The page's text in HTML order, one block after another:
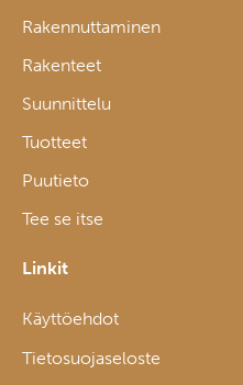
Rakennuttaminen
Rakenteet
Suunnittelu
Tuotteet
Puutieto
Tee se itse
Linkit
Käyttöehdot
Tietosuojaseloste